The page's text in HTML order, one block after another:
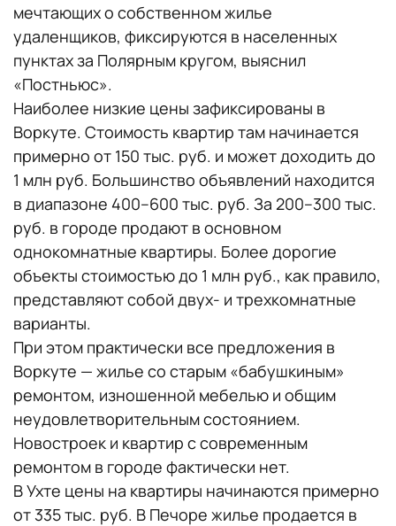
мечтающих о собственном жилье
удаленщиков, фиксируются в населенных
пунктах за Полярным кругом, выяснил
«Постньюс».
Наиболее низкие цены зафиксированы в
Воркуте. Стоимость квартир там начинается
примерно от 150 тыс. руб. и может доходить до
1 млн руб. Большинство объявлений находится
в диапазоне 400–600 тыс. руб. За 200–300 тыс.
руб. в городе продают в основном
однокомнатные квартиры. Более дорогие
объекты стоимостью до 1 млн руб., как правило,
представляют собой двух- и трехкомнатные
варианты.
При этом практически все предложения в
Воркуте — жилье со старым «бабушкиным»
ремонтом, изношенной мебелью и общим
неудовлетворительным состоянием.
Новостроек и квартир с современным
ремонтом в городе фактически нет.
В Ухте цены на квартиры начинаются примерно
от 335 тыс. руб. В Печоре жилье продается в